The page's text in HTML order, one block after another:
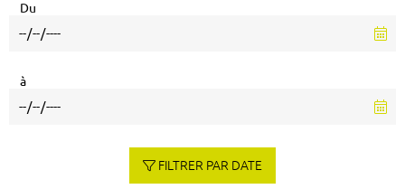
Du
à
FILTRER PAR DATE